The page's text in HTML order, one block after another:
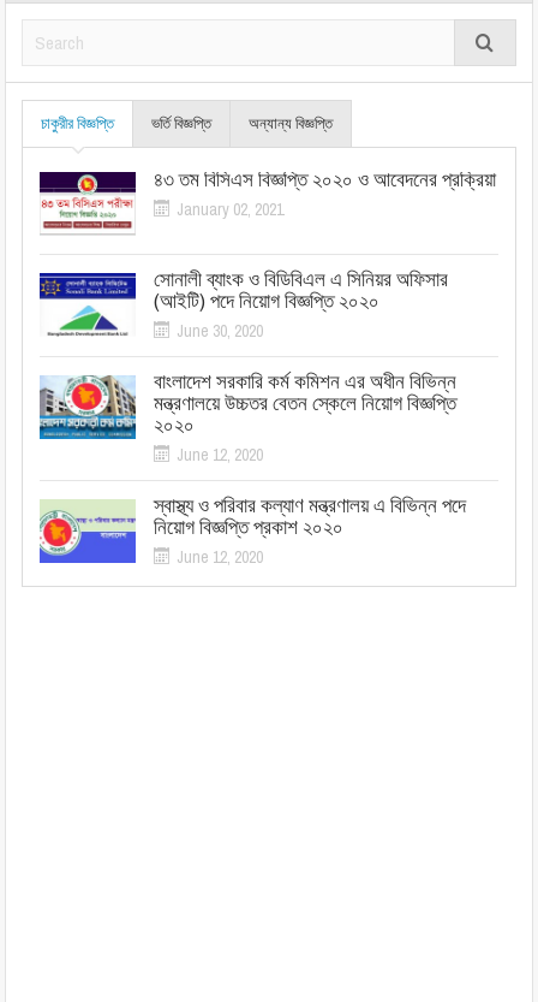
চাকুরীর বিজ্ঞপ্তি ভর্তি বিজ্ঞপ্তি অন্যান্য বিজ্ঞপ্তি
৪৩ তম বিসিএস বিজ্ঞপ্তি ২০২০ ও আবেদনের প্রক্রিয়া
January 02, 2021
সোনালী ব্যাংক ও বিডিবিএল এ সিনিয়র অফিসার
(আইটি) পদে নিয়োগ বিজ্ঞপ্তি ২০২০
June 30, 2020
বাংলাদেশ সরকারি কর্ম কমিশন এর অধীন বিভিন্ন
মন্ত্রণালয়ে উচ্চতর বেতন স্কেলে নিয়োগ বিজ্ঞপ্তি
২০২০
June 12, 2020
স্বাস্থ্য ও পরিবার কল্যাণ মন্ত্রণালয় এ বিভিন্ন পদে
নিয়োগ বিজ্ঞপ্তি প্রকাশ ২০২০
June 12, 2020